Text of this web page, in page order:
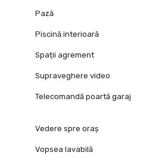
Pază
Piscină interioară
Spații agrement
Supraveghere video
Telecomandă poartă garaj
Vedere spre oraș
Vopsea lavabilă